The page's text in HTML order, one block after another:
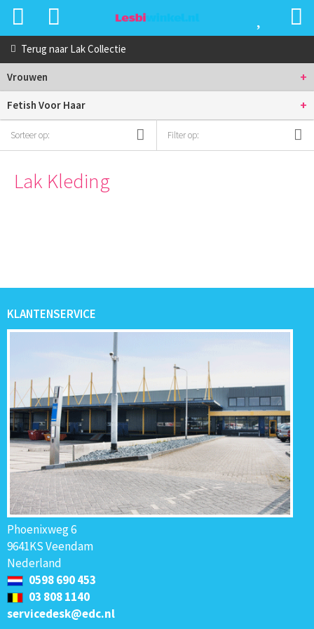
Terug naar Lak Collectie
Vrouwen +
Fetish Voor Haar +
Sorteer op: Filter op:
Lak Kleding
KLANTENSERVICE
Phoenixweg 6
9641KS Veendam
Nederland
0598 690 453
03 808 1140
servicedesk@edc.nl